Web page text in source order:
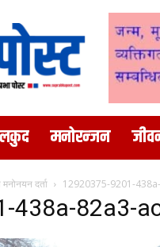
मनोरन्जन
दर्ता 12920375-9201-
438a-82a3-